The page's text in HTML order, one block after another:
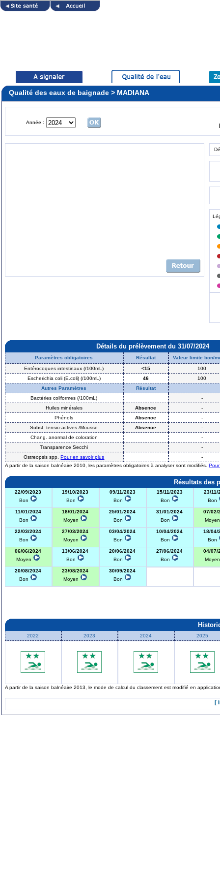
Qualité des eaux de baignade > MADIANA
Année :
Détails du prélèvement du 31/07/2024
Paramètres obligatoires Résultat
Valeur limite bon/
Entérocoques intestinaux (/100mL)
<15
100
Escherichia coli (E.coli) (/100mL)
46
100
Autres Paramètres
Résultat
Bactéries coliformes (/100mL)
-
Huiles minérales
Absence
-
Phénols
Absence
-
Subst. tensio-actives /Mousse
Absence
-
Chang. anormal de coloration
-
Transparence Secchi
-
Ostreopsis spp.Pour en savoir plus
-
A partir de la saison balnéaire 2010, les paramètres obligatoires à analyser sont modifiés.
Résultats des
22/09/2023
Bon
19/10/2023
Bon
09/11/2023
Bon
15/11/2023
Bon
23/11/
Bon
11/01/2024
Bon
18/01/2024
Moyen
25/01/2024
Bon
31/01/2024
Bon
07/02/
22/03/2024
Bon
27/03/2024
Moyen
03/04/2024
Bon
10/04/2024
Bon
18/04/
Bon
06/06/2024
Moyen
13/06/2024
Bon
20/06/2024
Bon
27/06/2024
Bon
04/07/
20/08/2024
Bon
23/08/2024
Moyen
30/09/2024
Bon
2022 2023 2024 2025
A partir de la saison balnéaire 2013, le mode de calcul du classement est modifié en
[